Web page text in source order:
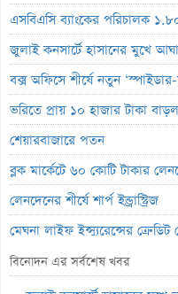
এসবিএসি ব্যাংকের পরিচালক
জুলাই কনসার্টে হাসানের মুখে
বক্স অফিসে শীর্ষে নতুন ‘স্পাইডার-
ভরিতে প্রায় ১০ হাজার টাকা বাড়ল
শেয়ারবাজারে পতন
ব্লক মার্কেটে ৬০ কোটি টাকার
লেনদেনের শীর্ষে শার্প ইন্ড্রাস্ট্রিজ
মেঘনা লাইফ ইন্স্যুরেন্সের ক্রেডিট
ব্যাংক হিসাব জব্দ ও এলসি
বিনোদন এর সর্বশেষ খবর